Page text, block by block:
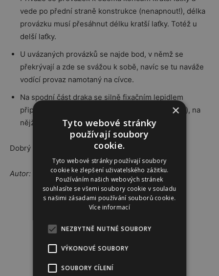
vede po přední straně konstrukce (nenapnout!), délka
provázku musí přesáhnut délku kratší laťky. Totéž u
delší laťky.
U uvázaných provázků se najde bod, v němž se
překrývají a zde se svážou k sobě, navíc se tu naváže
vodící provaz namotaný na cívce.
Na spodní část draka se silně fixačním lepidlem
připevní ocas; ten je z kousku povázku (asi metr), na
nějž se naváží po celé délce mašličky – bábrlata.
Dobrý vítr!
Autor: Michaela Šmerglová, foto: Radek Cihla
×
Tyto webové stránky
používají soubory
cookie.
Tyto webové stránky používají soubory
cookie ke zlepšení uživatelského zážitku.
Používáním našich webových stránek
souhlasíte se všemi soubory cookie v souladu
s našimi zásadami používání souborů cookie.
Více informací
NEZBYTNĚ NUTNÉ SOUBORY
VÝKONOVÉ SOUBORY
SOUBORY CÍLENÍ